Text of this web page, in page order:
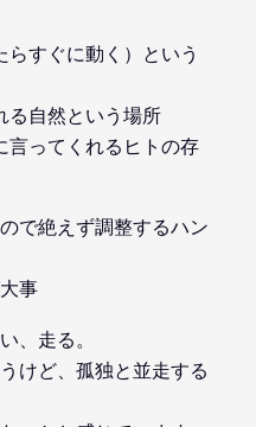
すぐに動く）という
る自然という場所
言ってくれるヒトの存
で絶えず調整するハン
事
、走る。
けど、孤独と並走する